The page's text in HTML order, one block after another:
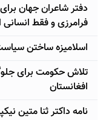
دفتر شاعران جهان
فرامرزی و فقط
اسلامیزه ساختن
تلاش حکومت برای
افغانستان
نامه داکتر ثنا متین